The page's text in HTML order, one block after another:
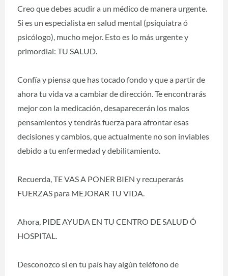
Creo que debes acudir a un médico de manera urgente.
Si es un especialista en salud mental (psiquiatra ó
psicólogo), mucho mejor. Esto es lo más urgente y
primordial: TU SALUD.
Confía y piensa que has tocado fondo y que a partir de
ahora tu vida va a cambiar de dirección. Te encontrarás
mejor con la medicación, desaparecerán los malos
pensamientos y tendrás fuerza para afrontar esas
decisiones y cambios, que actualmente no son inviables
debido a tu enfermedad y debilitamiento.
Recuerda, TE VAS A PONER BIEN y recuperarás
FUERZAS para MEJORAR TU VIDA.
Ahora, PIDE AYUDA EN TU CENTRO DE SALUD Ó
HOSPITAL.
Desconozco si en tu país hay algún teléfono de